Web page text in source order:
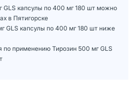
GLS капсулы по 400 мг 180 шт можно
в Пятигорске
GLS капсулы по 400 мг 180 шт ниже
по применению Тирозин 500 мг GLS